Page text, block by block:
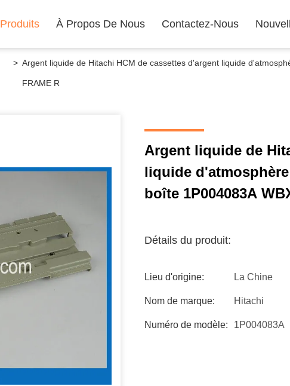
Produits À Propos De Nous Contactez-Nous
> Argent liquide de Hitachi HCM de cassettes d'argent liquide
FRAME R
Argent liquide de
liquide
boîte 1P004083A
Détails du produit:
Lieu d'origine: La Chine
Nom de marque: Hitachi
Numéro de modèle: 1P004083A